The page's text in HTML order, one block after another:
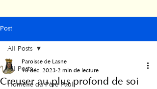
Post
All Posts
Homélie du Père Paul
All Posts
Creuser au plus profond de soi
Paroisse de Lasne
10 déc. 2023 2 min de lecture